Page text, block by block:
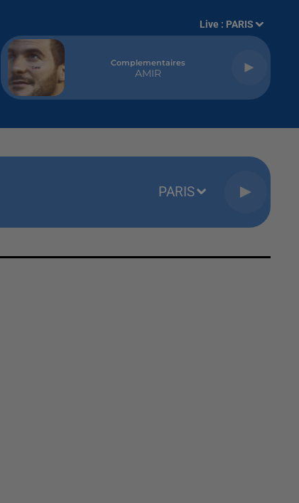
Live : PARIS
Complementaires
AMIR
PARIS